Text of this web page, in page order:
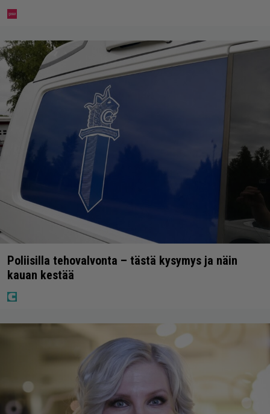
Poliisilla tehovalvonta – tästä kysymys ja näin
kauan kestää